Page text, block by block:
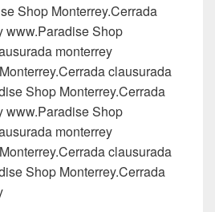
Shop Monterrey.Cerrada
www.Paradise Shop
monterrey
clausurada
Shop Monterrey.Cerrada
www.Paradise Shop
monterrey
clausurada
Shop Monterrey.Cerrada